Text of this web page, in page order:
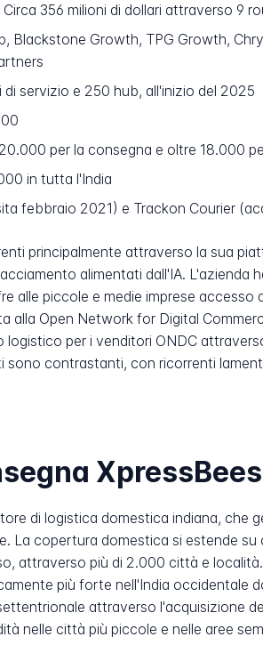
Circa 356 milioni di dollari attraverso 9
Blackstone Growth, TPG Growth,
di servizio e 250 hub, all'inizio del 2025
per la consegna e oltre 18.000
in tutta l'India
febbraio 2021) e Trackon Courier
principalmente attraverso la sua
alimentati dall'IA.
alle piccole e medie imprese
alla Open Network for Digital
per i venditori ONDC
contrastanti, con ricorrenti
di logistica domestica indiana, che
La copertura domestica si estende
attraverso più di 2.000 città e
più forte nell'India occidentale
attraverso l'acquisizione
nelle città più piccole e nelle aree